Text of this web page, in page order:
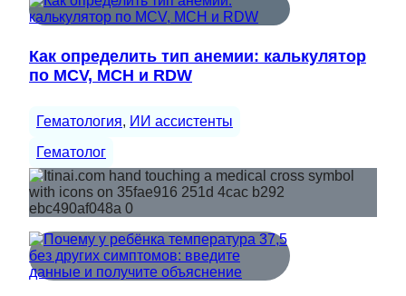
Как определить тип анемии: калькулятор
по MCV, MCH и RDW
Гематология, ИИ ассистенты
Гематолог